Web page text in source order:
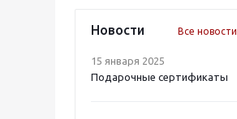
Новости Все новости
15 января 2025
Подарочные сертификаты